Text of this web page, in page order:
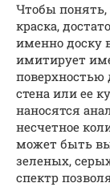
Чтобы понять,
краска,
именно доску
имитирует
поверхностью
стена или ее
наносятся
несчетное
может быть
зеленых,
спектр